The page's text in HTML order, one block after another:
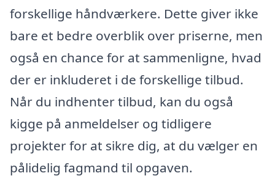
forskellige håndværkere. Dette giver ikke
bare et bedre overblik over priserne, men
også en chance for at sammenligne, hvad
der er inkluderet i de forskellige tilbud.
Når du indhenter tilbud, kan du også
kigge på anmeldelser og tidligere
projekter for at sikre dig, at du vælger en
pålidelig fagmand til opgaven.